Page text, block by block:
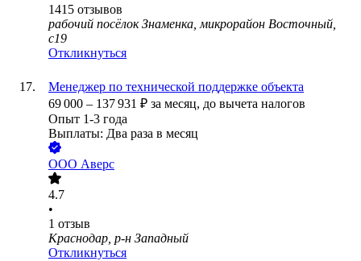
1415 отзывов
рабочий посёлок Знаменка, микрорайон Восточный,
с19
Откликнуться
Менеджер по технической поддержке объекта
69 000 – 137 931 ₽ за месяц, до вычета налогов
Опыт 1-3 года
Выплаты: Два раза в месяц
ООО Аверс
4.7
•
1 отзыв
Краснодар, р-н Западный
Откликнуться